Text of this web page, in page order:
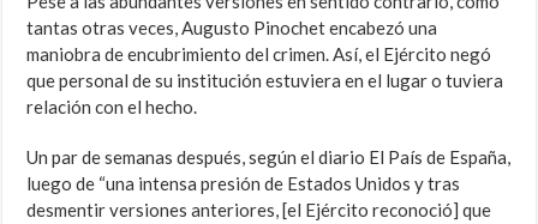
tantas otras veces, Augusto Pinochet encabezó una
maniobra de encubrimiento del crimen. Así, el Ejército negó
que personal de su institución estuviera en el lugar o tuviera
relación con el hecho.
Un par de semanas después, según el diario El País de España,
luego de “una intensa presión de Estados Unidos y tras
desmentir versiones anteriores, [el Ejército reconoció] que